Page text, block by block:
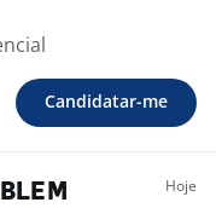
Candidatar-me
Hoje